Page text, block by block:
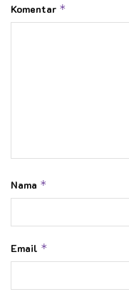
Komentar *
Nama *
Email *